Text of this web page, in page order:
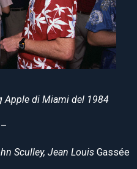
Apple di Miami del 1984
Sculley, Jean Louis Gassée